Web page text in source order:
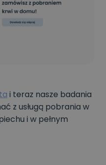
i teraz nasze badania
z usługą pobrania w
i w pełnym